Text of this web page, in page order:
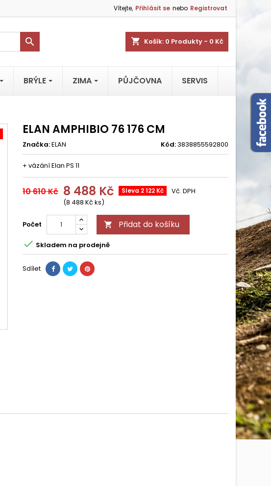
Vítejte, Přihlásit se nebo Registrovat
shopping_cart Košík: 0 Produkty - 0 Kč

BRÝLE ZIMA PŮJČOVNA SERVIS
ELAN AMPHIBIO 76 176 CM
Značka:ELAN Kód:3838855592800
+ vázání Elan PS 11
10 610 Kč 8 488 Kč Sleva 2 122 Kč
(8 488 Kč ks)
Vč. DPH
Počet  Přidat do košíku
 Skladem na prodejně
Sdílet